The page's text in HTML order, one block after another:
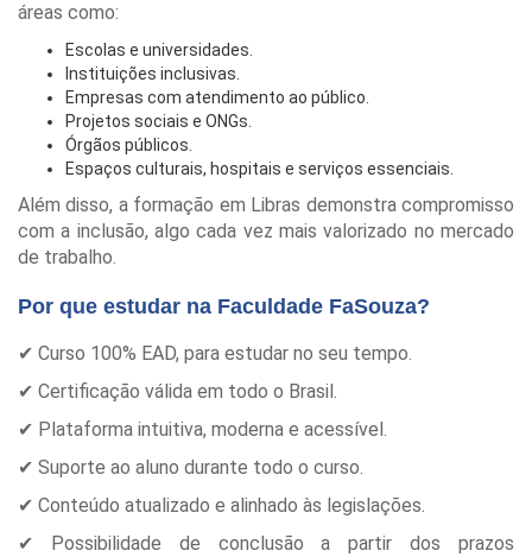
áreas como:
Escolas e universidades.
Instituições inclusivas.
Empresas com atendimento ao público.
Projetos sociais e ONGs.
Órgãos públicos.
Espaços culturais, hospitais e serviços essenciais.
Além disso, a formação em Libras demonstra compromisso
com a inclusão, algo cada vez mais valorizado no mercado
de trabalho.
Por que estudar na Faculdade FaSouza?
✔ Curso 100% EAD, para estudar no seu tempo.
✔ Certificação válida em todo o Brasil.
✔ Plataforma intuitiva, moderna e acessível.
✔ Suporte ao aluno durante todo o curso.
✔ Conteúdo atualizado e alinhado às legislações.
✔ Possibilidade de conclusão a partir dos prazos